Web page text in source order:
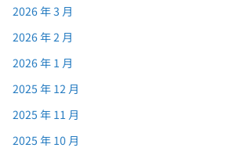
2026 年 3 月
2026 年 2 月
2026 年 1 月
2025 年 12 月
2025 年 11 月
2025 年 10 月